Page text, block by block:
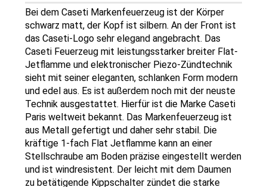
Bei dem Caseti Markenfeuerzeug ist der Körper
schwarz matt, der Kopf ist silbern. An der Front ist
das Caseti-Logo sehr elegand angebracht. Das
Caseti Feuerzeug mit leistungsstarker breiter Flat-
Jetflamme und elektronischer Piezo-Zündtechnik
sieht mit seiner eleganten, schlanken Form modern
und edel aus. Es ist außerdem noch mit der neuste
Technik ausgestattet. Hierfür ist die Marke Caseti
Paris weltweit bekannt. Das Markenfeuerzeug ist
aus Metall gefertigt und daher sehr stabil. Die
kräftige 1-fach Flat Jetflamme kann an einer
Stellschraube am Boden präzise eingestellt werden
und ist windresistent. Der leicht mit dem Daumen
zu betätigende Kippschalter zündet die starke